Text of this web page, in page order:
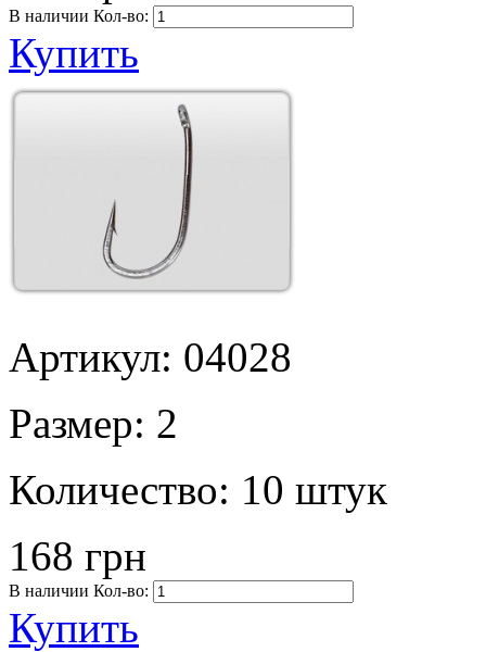
В наличии Кол-во:
Купить
Артикул: 04028
Размер: 2
Количество: 10 штук
168 грн
В наличии Кол-во:
Купить